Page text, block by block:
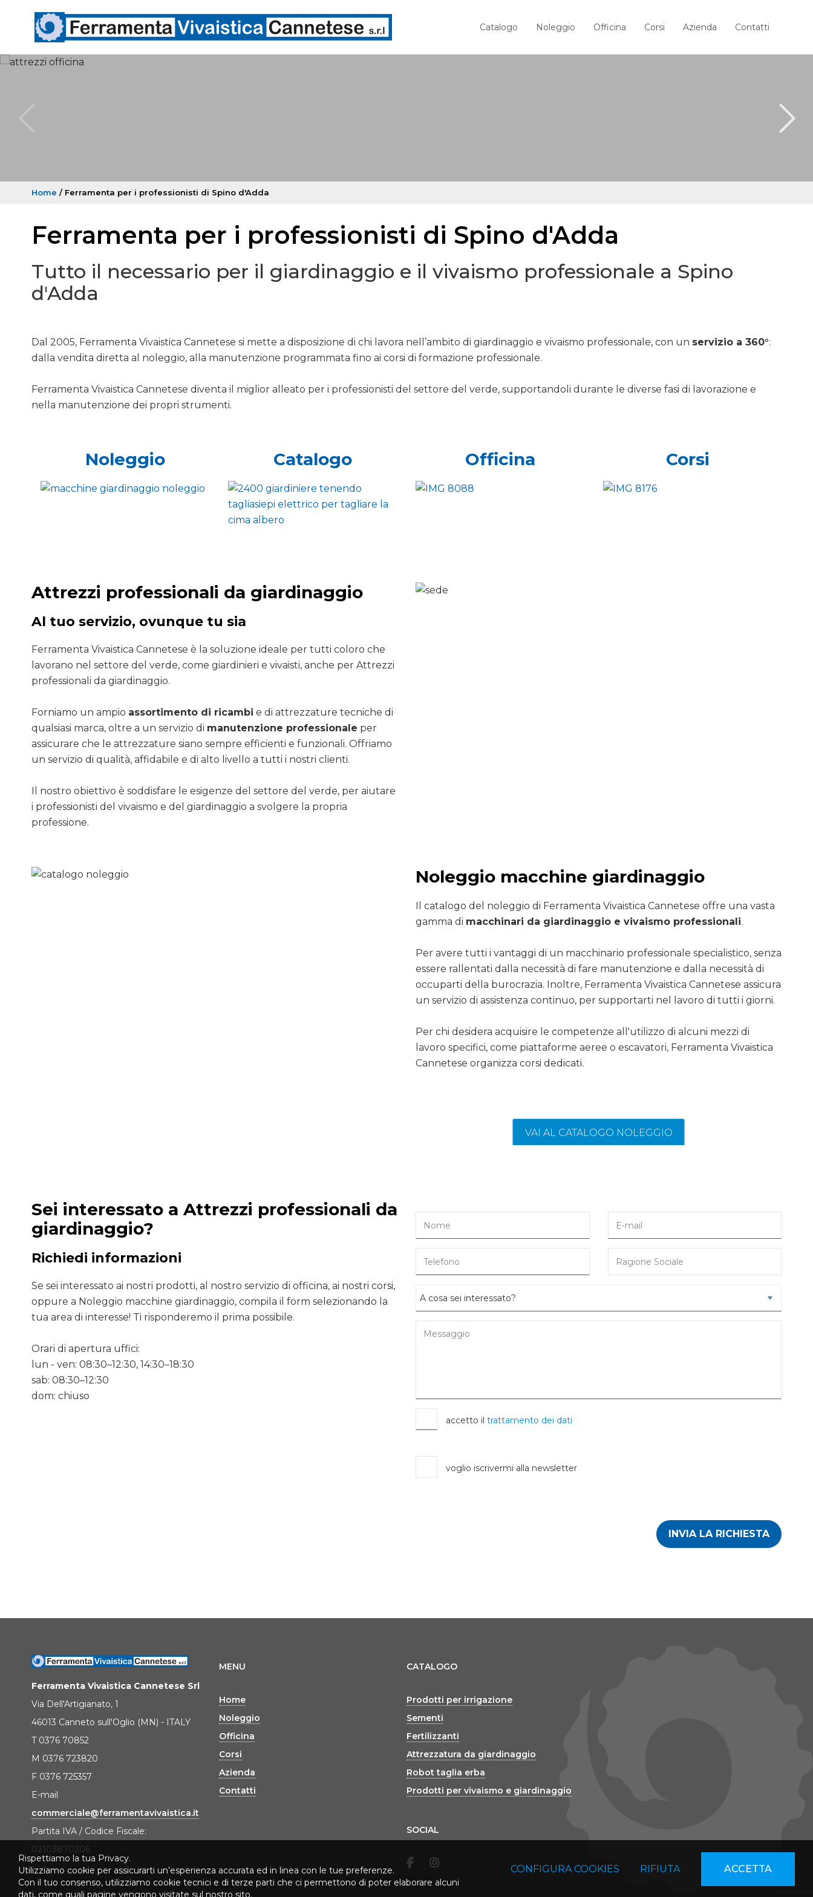
Catalogo Noleggio Officina Corsi Azienda Contatti
Home / Ferramenta per i professionisti di Spino d'Adda
Ferramenta per i professionisti di Spino d'Adda
Tutto il necessario per il giardinaggio e il vivaismo professionale a Spino
d'Adda
Dal 2005, Ferramenta Vivaistica Cannetese si mette a disposizione di chi lavora nell’ambito di giardinaggio e vivaismo professionale, con un servizio a 360°:
dalla vendita diretta al noleggio, alla manutenzione programmata fino ai corsi di formazione professionale.
Ferramenta Vivaistica Cannetese diventa il miglior alleato per i professionisti del settore del verde, supportandoli durante le diverse fasi di lavorazione e
nella manutenzione dei propri strumenti.
Noleggio Catalogo Officina Corsi
Attrezzi professionali da giardinaggio
Al tuo servizio, ovunque tu sia
Ferramenta Vivaistica Cannetese è la soluzione ideale per tutti coloro che
lavorano nel settore del verde, come giardinieri e vivaisti, anche per Attrezzi
professionali da giardinaggio.
Forniamo un ampio assortimento di ricambi e di attrezzature tecniche di
qualsiasi marca, oltre a un servizio di manutenzione professionale per
assicurare che le attrezzature siano sempre efficienti e funzionali. Offriamo
un servizio di qualità, affidabile e di alto livello a tutti i nostri clienti.
Il nostro obiettivo è soddisfare le esigenze del settore del verde, per aiutare
i professionisti del vivaismo e del giardinaggio a svolgere la propria
professione.
Noleggio macchine giardinaggio
Il catalogo del noleggio di Ferramenta Vivaistica Cannetese offre una vasta
gamma di macchinari da giardinaggio e vivaismo professionali.
Per avere tutti i vantaggi di un macchinario professionale specialistico, senza
essere rallentati dalla necessità di fare manutenzione e dalla necessità di
occuparti della burocrazia. Inoltre, Ferramenta Vivaistica Cannetese assicura
un servizio di assistenza continuo, per supportarti nel lavoro di tutti i giorni.
Per chi desidera acquisire le competenze all'utilizzo di alcuni mezzi di
lavoro specifici, come piattaforme aeree o escavatori, Ferramenta Vivaistica
Cannetese organizza corsi dedicati.
VAI AL CATALOGO NOLEGGIO
Sei interessato a Attrezzi professionali da
giardinaggio?
Richiedi informazioni
Se sei interessato ai nostri prodotti, al nostro servizio di officina, ai nostri corsi,
oppure a Noleggio macchine giardinaggio, compila il form selezionando la
tua area di interesse! Ti risponderemo il prima possibile.
Orari di apertura uffici:
lun - ven: 08:30–12:30, 14:30–18:30
sab: 08:30–12:30
dom: chiuso
accetto il trattamento dei dati
voglio iscrivermi alla newsletter
INVIA LA RICHIESTA
Ferramenta Vivaistica Cannetese Srl
Via Dell'Artigianato, 1
46013 Canneto sull'Oglio (MN) - ITALY
T 0376 70852
M 0376 723820
F 0376 725357
E-mail
commerciale@ferramentavivaistica.it
Partita IVA / Codice Fiscale:
02103870206
MENU
Home
Noleggio
Officina
Corsi
Azienda
Contatti
CATALOGO
Prodotti per irrigazione
Sementi
Fertilizzanti
Attrezzatura da giardinaggio
Robot taglia erba
Prodotti per vivaismo e giardinaggio
SOCIAL
Rispettiamo la tua Privacy.
Utilizziamo cookie per assicurarti un’esperienza accurata ed in linea con le tue preferenze.
Con il tuo consenso, utilizziamo cookie tecnici e di terze parti che ci permettono di poter elaborare alcuni
dati, come quali pagine vengono visitate sul nostro sito.
CONFIGURA COOKIES RIFIUTA ACCETTA